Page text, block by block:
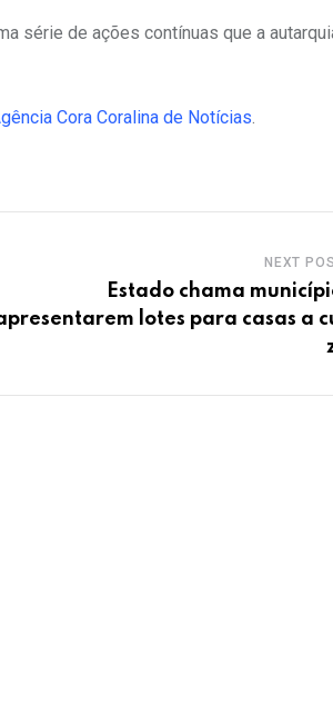
série de ações contínuas que a
Cora Coralina de Notícias.
NEXT
Estado chama
lotes para casas a